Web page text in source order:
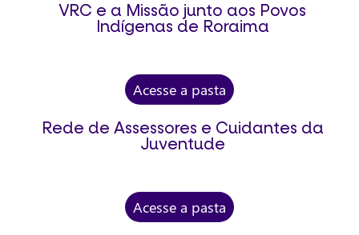
VRC e a Missão junto aos Povos
Indígenas de Roraima
Acesse a pasta
Rede de Assessores e Cuidantes da
Juventude
Acesse a pasta